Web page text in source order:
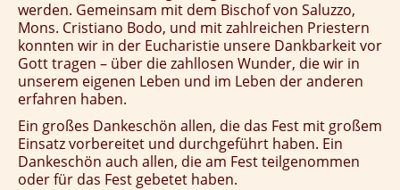
werden. Gemeinsam mit dem Bischof von Saluzzo,
Mons. Cristiano Bodo, und mit zahlreichen Priestern
konnten wir in der Eucharistie unsere Dankbarkeit vor
Gott tragen – über die zahllosen Wunder, die wir in
unserem eigenen Leben und im Leben der anderen
erfahren haben.
Ein großes Dankeschön allen, die das Fest mit großem
Einsatz vorbereitet und durchgeführt haben. Ein
Dankeschön auch allen, die am Fest teilgenommen
oder für das Fest gebetet haben.